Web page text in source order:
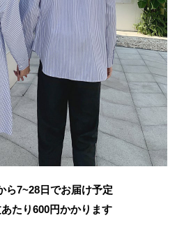
ら7~28日でお届け予定
たり600円かかります